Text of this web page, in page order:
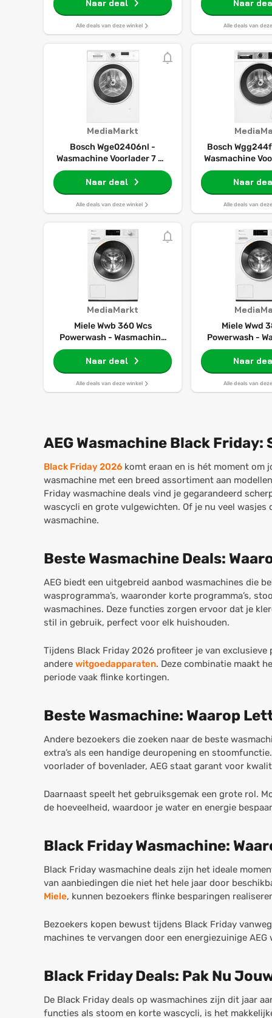
Naar deal
Alle deals van deze winkel
Db
Naar
Alle deals van
MediaMarkt
Bosch Wge02406nl -
Wasmachine Voorlader 7 Kg
1400 Rpm 72 Db
Naar deal
Alle deals van deze winkel
Bosch
Wasmachine
1400 Rpm
Automatisch
Naar
Alle deals van
MediaMarkt
Miele Wwb 360 Wcs
Powerwash - Wasmachine
Voorlader 8 Kg 1400 Rpm 72
Db
Naar deal
Alle deals van deze winkel
Miele Wwd
Powerwash -
Voorlader 9 Kg
Db
Naar
Alle deals van
AEG Wasmachine Black Friday:
Black Friday 2026 komt eraan en is hét moment om
wasmachine met een breed assortiment aan
Friday wasmachine deals vind je gegarandeerd
wascycli en grote vulgewichten. Of je nu veel
wasmachine.
Beste Wasmachine Deals:
AEG biedt een uitgebreid aanbod wasmachines die
wasprogramma’s, waaronder korte programma’s,
wasmachines. Deze functies zorgen ervoor dat je
stil in gebruik, perfect voor elk huishouden.
Tijdens Black Friday 2026 profiteer je van
andere witgoedapparaten. Deze combinatie maakt
periode vaak flinke kortingen.
Beste Wasmachine: Waarop
Andere bezoekers die zoeken naar de beste
extra’s als een handige deuropening en
voorlader of bovenlader, AEG staat garant voor
Daarnaast speelt het gebruiksgemak een grote rol.
de hoeveelheid, waardoor je water en energie
Black Friday Wasmachine:
Black Friday wasmachine deals zijn het ideale
van aanbiedingen die niet het hele jaar door
Miele, kunnen bezoekers flinke besparingen
Bezoekers kopen bewust tijdens Black Friday
machines te vervangen door een energiezuinige
Black Friday Deals: Pak Nu
De Black Friday deals op wasmachines zijn dit jaar
functies als stoom en korte wascycli, is het